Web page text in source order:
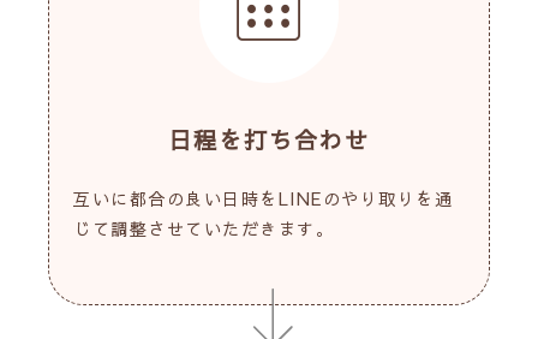
日程を打ち合わせ
互いに都合の良い日時をLINEのやり取りを通
じて調整させていただきます。